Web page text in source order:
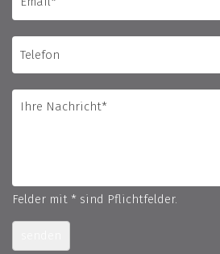
Felder mit * sind Pflichtfelder.